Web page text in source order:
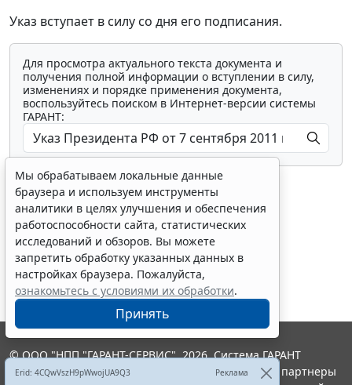
Указ вступает в силу со дня его подписания.
Для просмотра актуального текста документа и
получения полной информации о вступлении в силу,
изменениях и порядке применения документа,
воспользуйтесь поиском в Интернет-версии системы
ГАРАНТ:
Показать все материалы
Мы обрабатываем локальные данные
браузера и используем инструменты
аналитики в целях улучшения и обеспечения
работоспособности сайта, статистических
исследований и обзоров. Вы можете
запретить обработку указанных данных в
настройках браузера. Пожалуйста,
ознакомьтесь с условиями их обработки.
Принять
Erid: 4CQwVszH9pWwojUA9Q3 Реклама
© ООО "НПП "ГАРАНТ-СЕРВИС", 2026. Система ГАРАНТ
выпускается с 1990 года. Компания "Гарант" и ее партнеры